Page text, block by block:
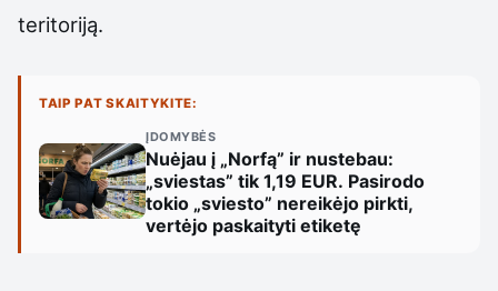
teritoriją.
TAIP PAT SKAITYKITE:
ĮDOMYBĖS
Nuėjau į „Norfą” ir nustebau:
„sviestas” tik 1,19 EUR. Pasirodo
tokio „sviesto” nereikėjo pirkti,
vertėjo paskaityti etiketę